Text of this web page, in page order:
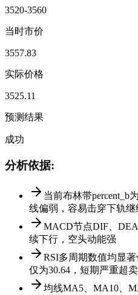
3520-3560
当时市价
3557.83
实际价格
3525.11
预测结果
成功
分析依据:
当前布林带percent_b
线偏弱，容易击穿下轨继
MACD节点DIF、
续下行，空头动能强
RSI多周期数值均显著
仅为30.64，短期严重超
均线MA5、MA10、